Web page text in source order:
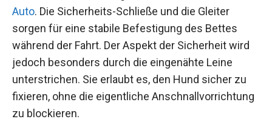
Auto. Die Sicherheits-Schließe und die Gleiter
sorgen für eine stabile Befestigung des Bettes
während der Fahrt. Der Aspekt der Sicherheit wird
jedoch besonders durch die eingenähte Leine
unterstrichen. Sie erlaubt es, den Hund sicher zu
fixieren, ohne die eigentliche Anschnallvorrichtung
zu blockieren.